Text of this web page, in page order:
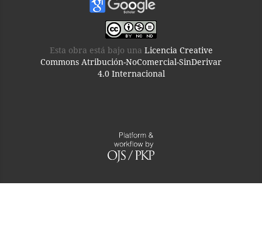
Esta obra está bajo una Licencia Creative
Commons Atribución-NoComercial-SinDerivar
4.0 Internacional